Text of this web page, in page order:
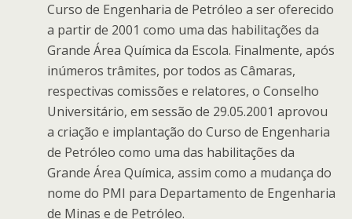
Curso de Engenharia de Petróleo a ser oferecido
a partir de 2001 como uma das habilitações da
Grande Área Química da Escola. Finalmente, após
inúmeros trâmites, por todos as Câmaras,
respectivas comissões e relatores, o Conselho
Universitário, em sessão de 29.05.2001 aprovou
a criação e implantação do Curso de Engenharia
de Petróleo como uma das habilitações da
Grande Área Química, assim como a mudança do
nome do PMI para Departamento de Engenharia
de Minas e de Petróleo.